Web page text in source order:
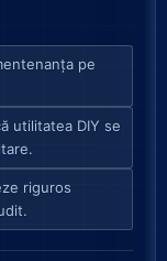
pe
utilitatea DIY se
riguros